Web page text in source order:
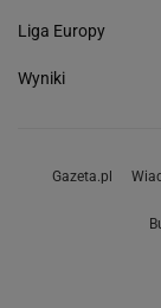
Liga Europy
Wyniki
Gazeta.pl